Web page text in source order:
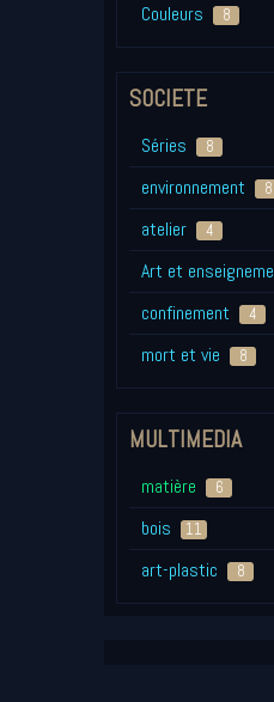
Couleurs 8
SOCIETE
Séries 8
environnement 8
atelier 4
Art et
confinement 4
mort et vie 8
MULTIMEDIA
matière 6
bois 11
art-plastic 8